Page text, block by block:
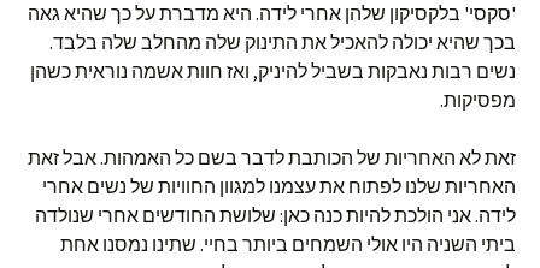
'סקסי' בלקסיקון שלהן אחרי לידה. היא מדברת על כך שהיא גאה
בכך שהיא יכולה להאכיל את התינוק שלה מהחלב שלה בלבד.
נשים רבות נאבקות בשביל להיניק, ואז חוות אשמה נוראית כשהן
מפסיקות.
זאת לא האחריות של הכותבת לדבר בשם כל האמהות. אבל זאת
האחריות שלנו לפתוח את עצמנו למגוון החוויות של נשים אחרי
לידה. אני הולכת להיות כנה כאן: שלושת החודשים אחרי שנולדה
ביתי השניה היו אולי השמחים ביותר בחיי. שתינו נמסנו אחת